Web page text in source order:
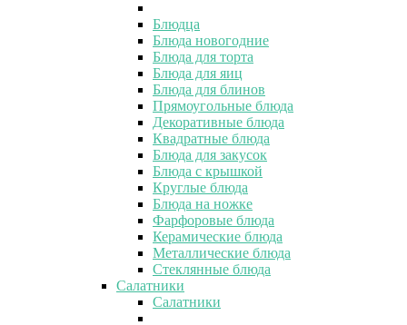
Блюдца
Блюда новогодние
Блюда для торта
Блюда для яиц
Блюда для блинов
Прямоугольные блюда
Декоративные блюда
Квадратные блюда
Блюда для закусок
Блюда с крышкой
Круглые блюда
Блюда на ножке
Фарфоровые блюда
Керамические блюда
Металлические блюда
Стеклянные блюда
Салатники
Салатники